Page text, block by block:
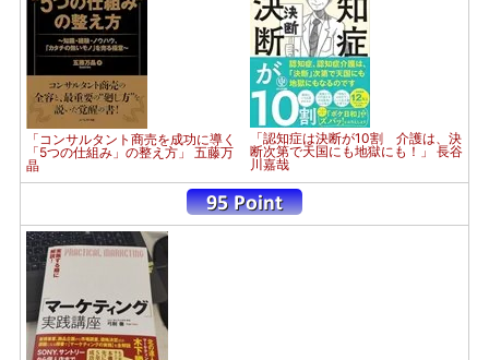
「コンサルタント商売を成功に導く
「5つの仕組み」の整え方」 五藤万
晶
「認知症は決断が10割 介護は、決
断次第で天国にも地獄にも！」 長谷
川嘉哉